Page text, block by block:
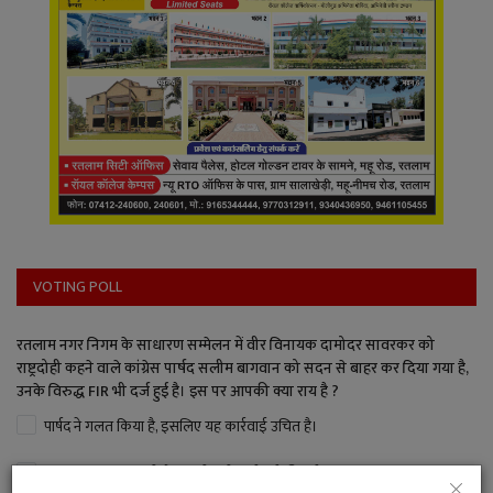
VOTING POLL
रतलाम नगर निगम के साधारण सम्मेलन में वीर विनायक दामोदर सावरकर को
राष्ट्रदोही कहने वाले कांग्रेस पार्षद सलीम बागवान को सदन से बाहर कर दिया गया है,
उनके विरुद्ध FIR भी दर्ज हुई है। इस पर आपकी क्या राय है ?
पार्षद ने गलत किया है, इसलिए यह कार्रवाई उचित है।
इतना बड़ा अपराध नहीं है, जितनी बड़ी कार्रवाई की गई।